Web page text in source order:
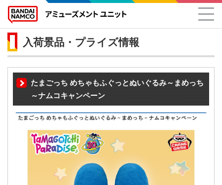
入荷景品・プライズ情報
たまごっち めちゃもふぐっとぬいぐるみ～まめっち
～ナムコキャンペーン